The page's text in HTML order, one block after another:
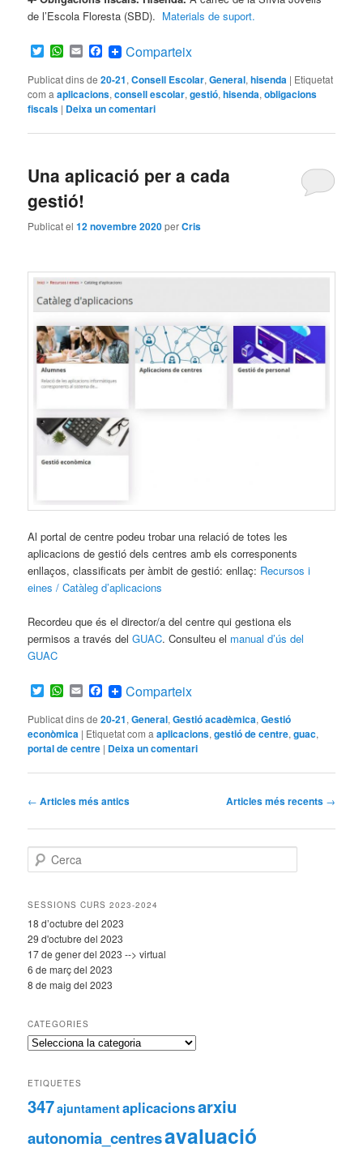
de l’Escola Floresta (SBD). Materials de suport.
TwitterWhatsApp
EmailFacebook
Comparteix
Publicat dins de 20-21,Consell Escolar,General,hisenda | Etiquetat
com a aplicacions,consell escolar,gestió,hisenda,obligacions
fiscals | Deixa un comentari
Una aplicació per a cada
gestió!
Publicat el12 novembre 2020perCris
Al portal de centre podeu trobar una relació de totes les
aplicacions de gestió dels centres amb els corresponents
enllaços, classificats per àmbit de gestió: enllaç: Recursos i
eines / Catàleg d’aplicacions
Recordeu que és el director/a del centre qui gestiona els
permisos a través delGUAC. Consulteu el manual d’ús del
GUAC
TwitterWhatsApp
EmailFacebook
Comparteix
Publicat dins de 20-21,General,Gestió acadèmica,Gestió
econòmica | Etiquetat com a aplicacions,gestió de centre,guac,
portal de centre | Deixa un comentari
Navegació
articles
← Articles més antics Articles més recents →
e
c
SESSIONS CURS 2023-2024
18 d’octubre del 2023
29 d'octubre del 2023
17 de gener del 2023 --> virtual
6 de març del 2023
8 de maig del 2023
CATEGORIES
C
e
g
r
ETIQUETES
347ajuntamentaplicacionsarxiu
autonomia_centresavaluació